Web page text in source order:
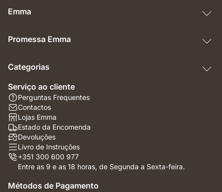
Emma
Promessa Emma
Categorias
Serviço ao cliente
Perguntas Frequentes
Contactos
Lojas Emma
Estado da Encomenda
Devoluções
Livro de Instruções
+351 300 600 977
Entre as 9 e as 18 horas, de Segunda a Sexta-feira.
Métodos de Pagamento